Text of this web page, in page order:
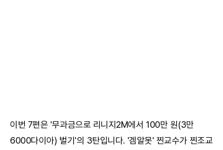
이번 7편은 '무과금으로 리니지2M에서 100만 원(3만
6000다이아) 벌기'의 3탄입니다. '겜알못' 찐교수가 찐조교